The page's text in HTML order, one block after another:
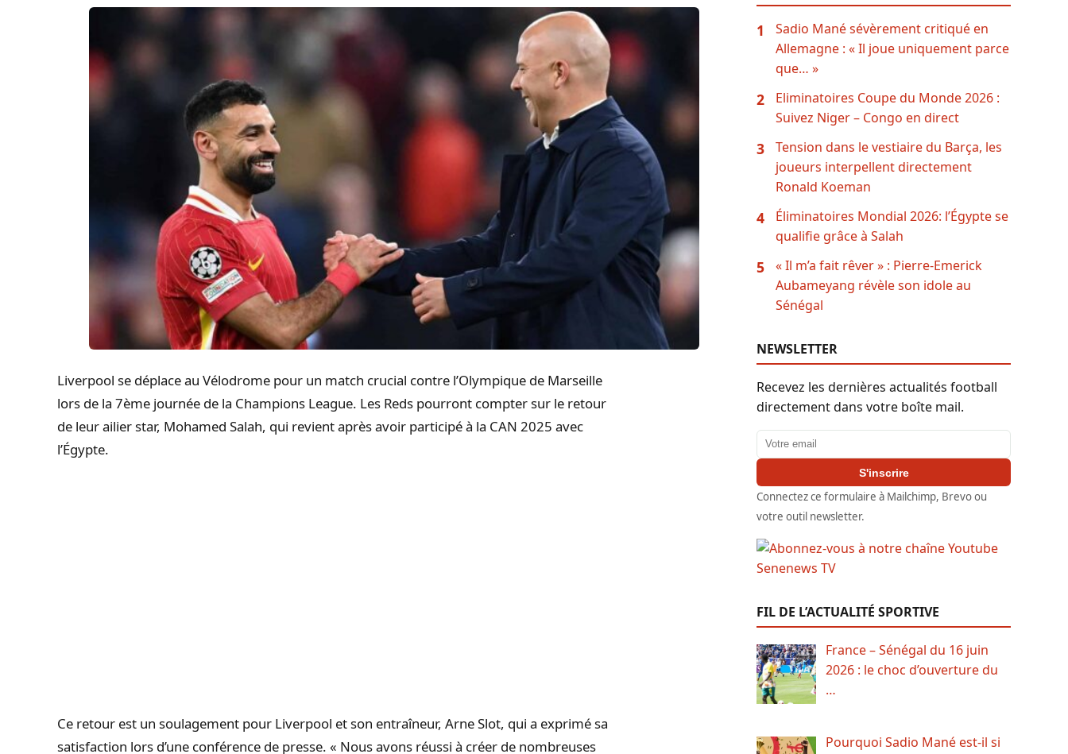
Liverpool se déplace au Vélodrome pour un match crucial contre l’Olympique de Marseille
lors de la 7ème journée de la Champions League. Les Reds pourront compter sur le retour
de leur ailier star, Mohamed Salah, qui revient après avoir participé à la CAN 2025 avec
l’Égypte.
Ce retour est un soulagement pour Liverpool et son entraîneur, Arne Slot, qui a exprimé sa
satisfaction lors d’une conférence de presse. « Nous avons réussi à créer de nombreuses
1
Sadio Mané sévèrement critiqué en
Allemagne : « Il joue uniquement parce
que… »
2
Eliminatoires Coupe du Monde 2026 :
Suivez Niger – Congo en direct
3
Tension dans le vestiaire du Barça, les
joueurs interpellent directement
Ronald Koeman
4
Éliminatoires Mondial 2026: l’Égypte se
qualifie grâce à Salah
5
« Il m’a fait rêver » : Pierre-Emerick
Aubameyang révèle son idole au
Sénégal
NEWSLETTER
Recevez les dernières actualités football
directement dans votre boîte mail.
Adresse email
S'inscrire
Connectez ce formulaire à Mailchimp, Brevo ou
votre outil newsletter.
FIL DE L’ACTUALITÉ SPORTIVE
France – Sénégal du 16 juin
2026 : le choc d’ouverture du
…
Pourquoi Sadio Mané est-il si